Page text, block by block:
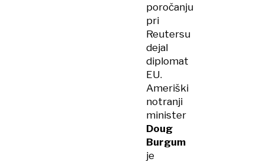
poročanju
pri
Reutersu
dejal
diplomat
EU.
Ameriški
notranji
minister
Doug
Burgum
je